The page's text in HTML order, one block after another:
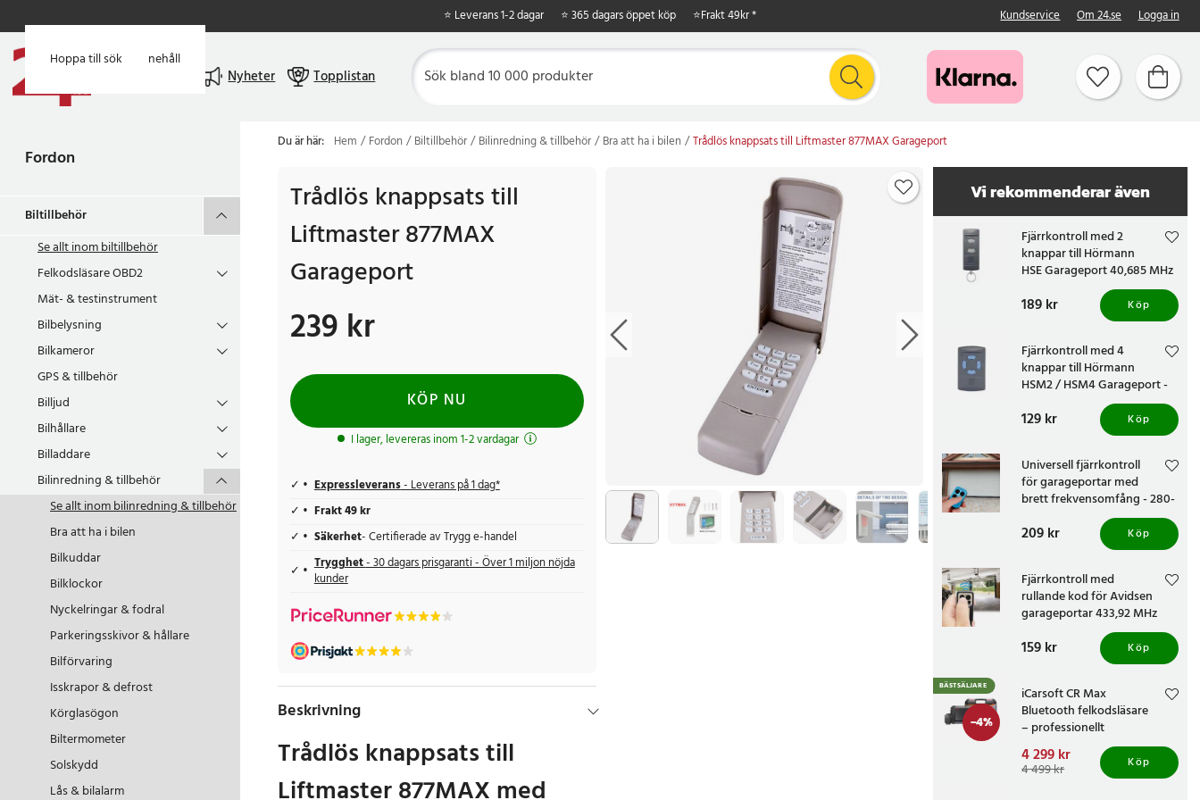
Hoppa till huvudinnehåll
Hoppa till sök
⭐ Leverans 1-2 dagar ⭐ 365 dagars öppet köp ⭐Frakt 49kr * Kundservice Om 24.se Logga in
Nyheter Topplistan
Fordon
Biltillbehör
Se allt inombiltillbehör
Felkodsläsare OBD2
Mät- & testinstrument
Bilbelysning
Bilkameror
GPS & tillbehör
Billjud
Bilhållare
Billaddare
Bilinredning & tillbehör
Se allt inombilinredning & tillbehör
Bra att ha i bilen
Bilkuddar
Bilklockor
Nyckelringar & fodral
Parkeringsskivor & hållare
Bilförvaring
Isskrapor & defrost
Körglasögon
Biltermometer
Solskydd
Lås & bilalarm
Du är här: Hem Fordon Biltillbehör Bilinredning & tillbehör Bra att ha i bilen Trådlös knappsats till Liftmaster 877MAX Garageport
Trådlös knappsats till
Liftmaster 877MAX
Garageport
Pris:239 kr
239 kr
KÖP NU
I lager, levereras inom 1-2 vardagar
Expressleverans- Leverans på 1 dag*
Frakt 49 kr
Säkerhet- Certifierade av Trygg e-handel
Trygghet- 30 dagars prisgaranti - Över 1 miljon nöjda
kunder
Beskrivning
Trådlös knappsats till
Liftmaster 877MAX med
Vi rekommenderar även
Fjärrkontroll med 2
knappar till Hörmann
HSE Garageport 40,685 MHz
Pris :189 kr
189 kr Köp
Fjärrkontroll med 4
knappar till Hörmann
HSM2 / HSM4 Garageport -
Pris :129 kr
129 kr Köp
Universell fjärrkontroll
för garageportar med
brett frekvensomfång - 280-
Pris:209 kr
209 kr Köp
Fjärrkontroll med
rullande kod för Avidsen
garageportar 433,92 MHz
Pris :159 kr
159 kr Köp
-4%
BÄSTSÄLJARE
iCarsoft CR Max
Bluetooth felkodsläsare
– professionellt
bildiagnosverktyg med
trådlös OBD-anslutning
Nuvarande pris:
4 299 krTidigare pris:
4 499 kr
4 299 kr
4 499 kr Köp